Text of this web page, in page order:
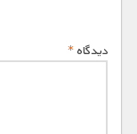
دیدگاه*